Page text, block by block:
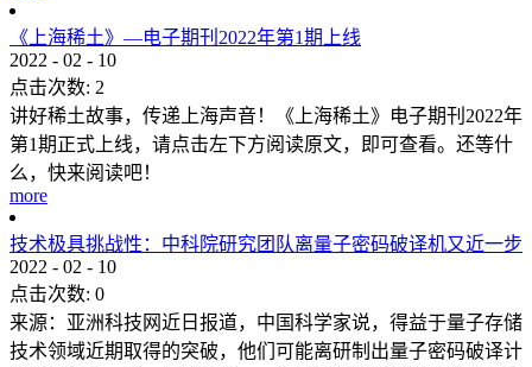
《上海稀土》—电子期刊2022年第1期上线
2022 - 02 - 10
点击次数: 2
讲好稀土故事，传递上海声音！《上海稀土》电子期刊2022年
第1期正式上线，请点击左下方阅读原文，即可查看。还等什
么，快来阅读吧！
more
技术极具挑战性：中科院研究团队离量子密码破译机又近一步
2022 - 02 - 10
点击次数: 0
来源：亚洲科技网近日报道，中国科学家说，得益于量子存储
技术领域近期取得的突破，他们可能离研制出量子密码破译计